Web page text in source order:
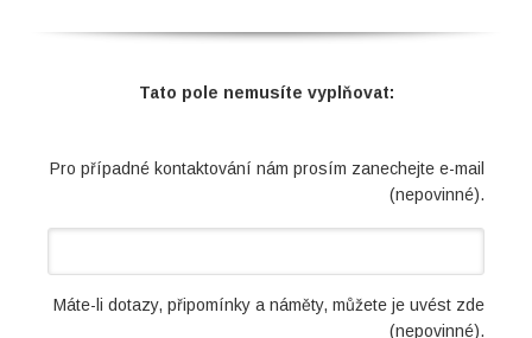
Tato pole nemusíte vyplňovat:
Pro případné kontaktování nám prosím zanechejte e-mail
(nepovinné).
Máte-li dotazy, připomínky a náměty, můžete je uvést zde
(nepovinné).